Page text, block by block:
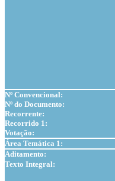
Nº Convencional:
Nº do Documento:
Recorrente:
Recorrido 1:
Votação:
Área Temática 1:
Aditamento:
Texto Integral: